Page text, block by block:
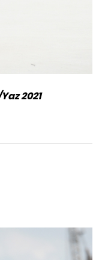
2021